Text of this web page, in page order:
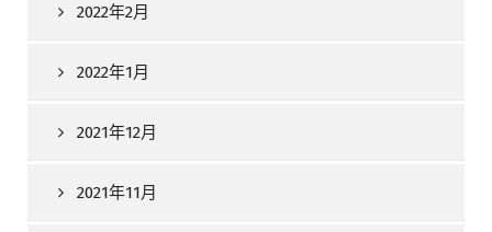
2022年2月
2022年1月
2021年12月
2021年11月